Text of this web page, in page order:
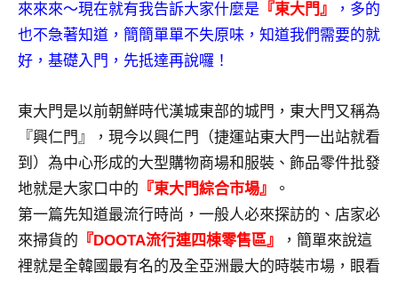
持、
吳
哥
泰
遊
書
作
者、
各
發
來來來～現在就有我告訴大家什麼是 『東大門』
，多的
也不急著知道，簡簡單單不失原味，知道我們需要的就
好，基礎入門，先抵達再說囉！
東大門是以前朝鮮時代漢城東部的城門，東大門又稱為
『興仁門』，現今以興仁門（捷運站東大門一出站就看
到）為中心形成的大型購物商場和服裝、飾品零件批發
地就是大家口中的 『東大門綜合市場』
。
第一篇先知道最流行時尚，一般人必來探訪的、店家必
來掃貨的 『DOOTA流行連四棟零售區』
，簡單來說這
裡就是全韓國最有名的及全亞洲最大的時裝市場，眼看